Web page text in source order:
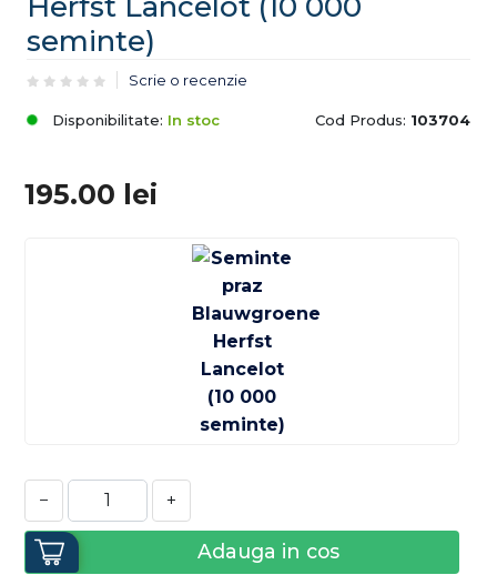
seminte)
Scrie o recenzie
Disponibilitate: In stoc Cod Produs: 103704
195.00 lei
− +
Adauga in cos